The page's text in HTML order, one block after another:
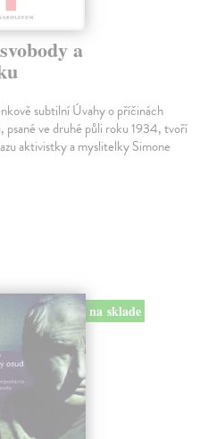
a
subtilní Úvahy o příčinách
psané ve druhé půli roku 1934, tvoří
aktivistky a myslitelky Simone
na sklade